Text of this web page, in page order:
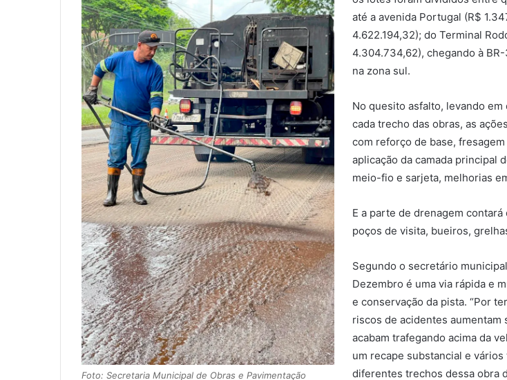
Foto: Secretaria Municipal de Obras e Pavimentação
até a avenida Portugal (R$
4.622.194,32); do Terminal
4.304.734,62), chegando à
na zona sul.
No quesito asfalto, levando
cada trecho das obras, as
com reforço de base,
aplicação da camada principal
meio-fio e sarjeta, melhorias
E a parte de drenagem
poços de visita, bueiros,
Segundo o secretário
Dezembro é uma via rápida e
e conservação da pista. “Por
riscos de acidentes
acabam trafegando acima da
um recape substancial e
diferentes trechos dessa obra